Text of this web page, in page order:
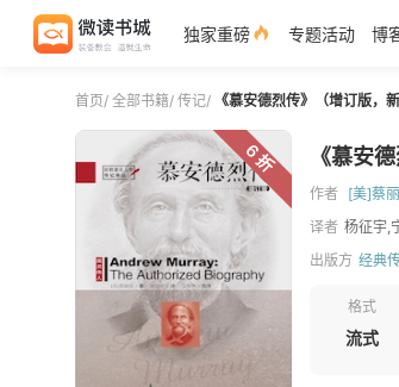
独家重磅 专题活动 博
首页/ 全部书籍/ 传记/ 《慕安德烈传》（增订版，
6 折 《慕安
作者 [美]蔡
译者 杨征宇,
出版方 经典
格式
流式